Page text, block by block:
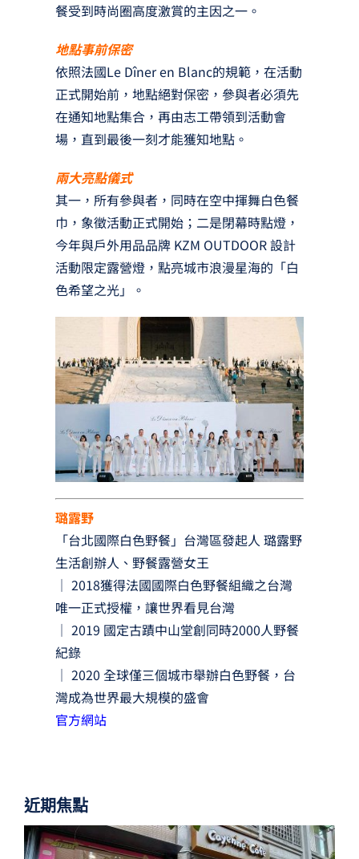
餐受到時尚圈高度激賞的主因之一。
地點事前保密
依照法國Le Dîner en Blanc的規範，在活動
正式開始前，地點絕對保密，參與者必須先
在通知地點集合，再由志工帶領到活動會
場，直到最後一刻才能獲知地點。
兩大亮點儀式
其一，所有參與者，同時在空中揮舞白色餐
巾，象徵活動正式開始；二是閉幕時點燈，
今年與戶外用品品牌 KZM OUTDOOR 設計
活動限定露營燈，點亮城市浪漫星海的「白
色希望之光」。
璐露野
「台北國際白色野餐」台灣區發起人 璐露野
生活創辦人、野餐露營女王
｜ 2018獲得法國國際白色野餐組織之台灣
唯一正式授權，讓世界看見台灣
｜ 2019 國定古蹟中山堂創同時2000人野餐
紀錄
｜ 2020 全球僅三個城市舉辦白色野餐，台
灣成為世界最大規模的盛會
官方網站
近期焦點